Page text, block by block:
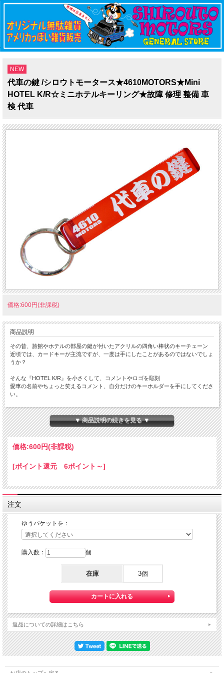
NEW
代車の鍵 /シロウトモータース★4610MOTORS★Mini
HOTEL K/R☆ミニホテルキーリング★故障 修理 整備 車
検 代車
価格:600円(非課税)
商品説明
その昔、旅館やホテルの部屋の鍵が付いたアクリルの四角い棒状のキーチェーン
近頃では、カードキーが主流ですが、一度は手にしたことがあるのではないでしょ
うか？
そんな『HOTEL K/R』を小さくして、コメントやロゴを彫刻
愛車の名前やちょっと笑えるコメント、自分だけのキーホルダーを手にしてくださ
い。
ちょっと小さな 『Mini HOTEL K/R』 です。
本体サイズ：１０×１４×８０ｍｍ
★コチラの商品は 『ゆうパケット』配送可能な商品になります。
ご利用の際の配送費は、全国一律『２５０円』になります。
ゆうパケット配送をご希望されるお客様は下記のゆうパケットにつきましての説明
ゆうパケット配送をご選択ください。
【送料】全国一律料金でお届けします。
『ゆうパケット』は通常の宅配便と異なり直接ポストへ投函するお届け方法です。
宅配便のように受領印やサインのやり取りが無く、ご不在時であってもお受け取り
いただけます。
また、沖縄等の離島区域の場合でも別途送料が掛かりません。
▼ 商品説明の続きを見る ▼
価格:600円(非課税)
[ポイント還元 6ポイント～]
注文
ゆうパケットを：
購入数： 個
在庫 3個
返品についての詳細はこちら